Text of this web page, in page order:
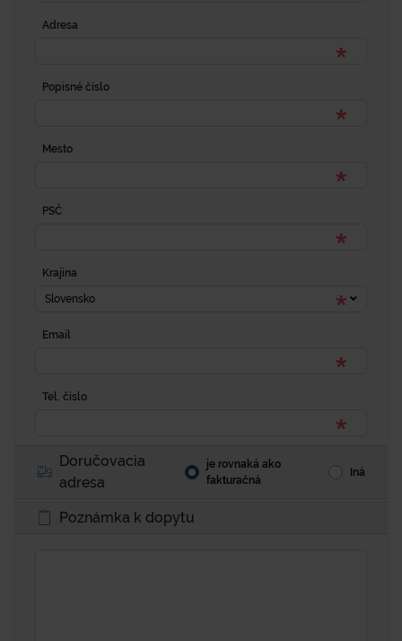
Adresa
Popisné číslo
Mesto
PSČ
Krajina
Slovensko
Email
Tel. číslo
Doručovacia
adresa
je rovnaká ako
fakturačná
Iná
Poznámka k dopytu